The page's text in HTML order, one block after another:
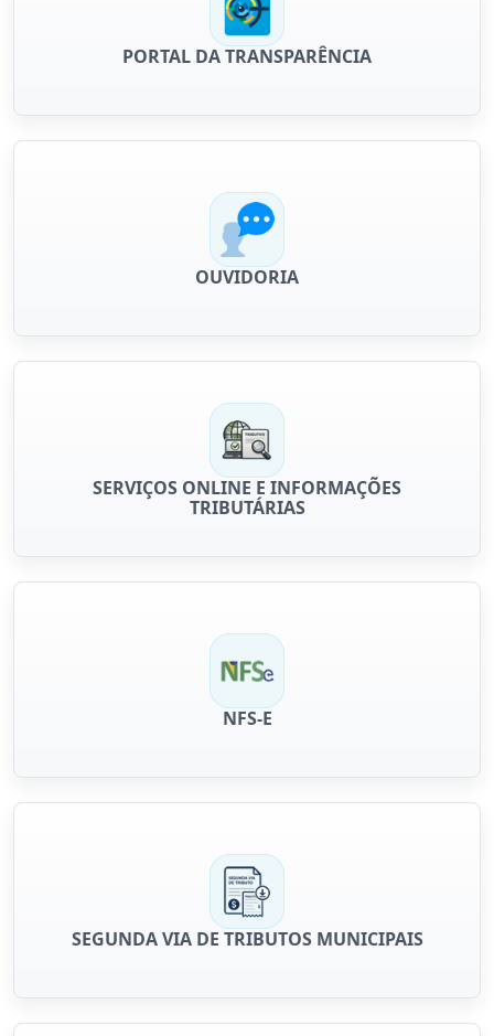
PORTAL DA TRANSPARÊNCIA
OUVIDORIA
SERVIÇOS ONLINE E INFORMAÇÕES
TRIBUTÁRIAS
NFS-E
SEGUNDA VIA DE TRIBUTOS MUNICIPAIS